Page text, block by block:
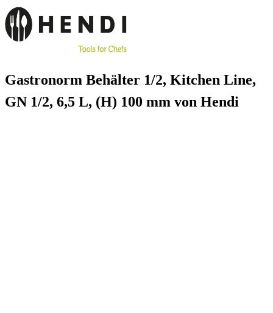
Gastronorm Behälter 1/2, Kitchen Line,
GN 1/2, 6,5 L, (H) 100 mm von Hendi